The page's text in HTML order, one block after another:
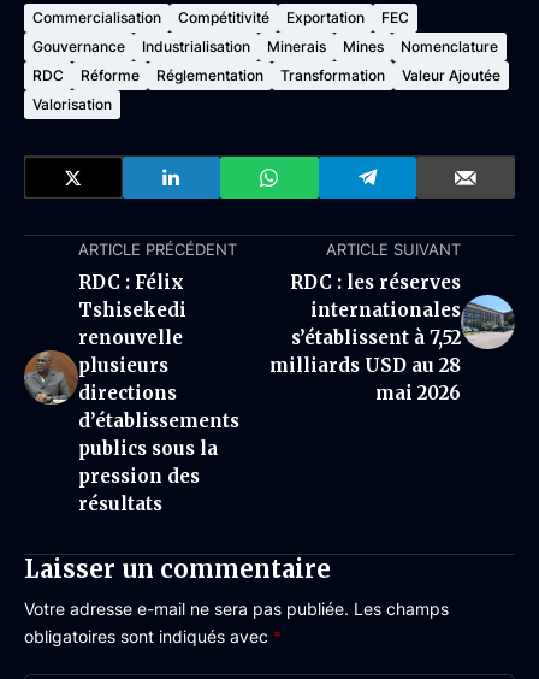
Commercialisation Compétitivité Exportation
FEC
Gouvernance
Industrialisation Minerais Mines
Nomenclature
RDC
Réforme Réglementation Transformation
Valeur Ajoutée
Valorisation
ARTICLE PRÉCÉDENT
RDC : Félix
Tshisekedi
renouvelle
plusieurs
directions
d’établissements
publics sous la
pression des
résultats
ARTICLE SUIVANT
RDC : les réserves
internationales
s’établissent à 7,52
milliards USD au 28
mai 2026
Laisser un commentaire
Votre adresse e-mail ne sera pas publiée. Les champs
obligatoires sont indiqués avec *